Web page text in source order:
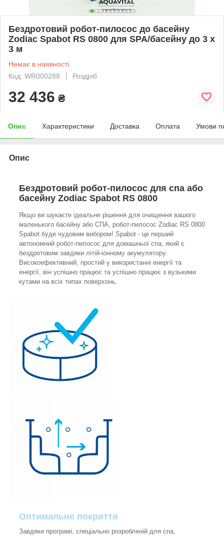
Бездротовий робот-пилосос до басейну
Zodiac Spabot RS 0800 для SPA/басейну до 3 х
3 м
Немає в наявності
Код: WR000288
Роздріб
32 436 ₴
Опис Характеристики Доставка Оплата Умови
Опис
Бездротовий робот-пилосос для спа або
басейну Zodiac Spabot RS 0800
Якщо ви шукаєте ідеальне рішення для очищення вашого
маленького басейну або СПА, робот-пилосос Zodiac RS 0800
Spabot буде чудовим вибором! Spabot - це перший
автономний робот-пилосос для домашньої спа, який є
бездротовим завдяки літій-іонному акумулятору.
Високоефективний, простий у використанні енергії та
енергії, він успішно працює та успішно працює з вузькими
кутами на всіх типах поверхонь.
Оптимальне покриття
Завдяки програмі, спеціально розробленій для спа,